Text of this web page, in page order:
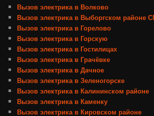
Вызов электрика в Волково
Вызов электрика в Выборгском районе
Вызов электрика в Горелово
Вызов электрика в Горскую
Вызов электрика в Гостилицах
Вызов электрика в Грачёвке
Вызов электрика в Дачное
Вызов электрика в Зеленогорске
Вызов электрика в Калининском районе
Вызов электрика в Каменку
Вызов электрика в Кировском районе